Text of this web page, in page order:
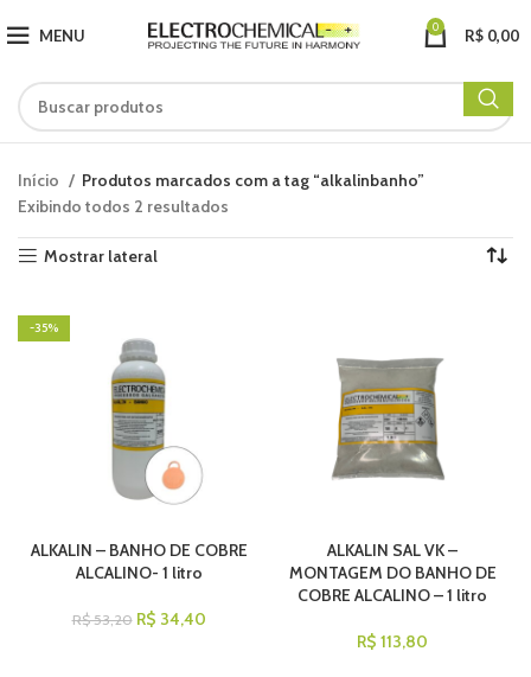
MENU 0 R$ 0,00
Início
Produtos marcados com a tag “alkalinbanho”
Exibindo todos 2 resultados
Mostrar lateral
-35%
ALKALIN – BANHO DE COBRE
ALCALINO- 1 litro
R$53,20 R$ 34,40
ALKALIN SAL VK –
MONTAGEM DO BANHO DE
COBRE ALCALINO – 1 litro
R$ 113,80